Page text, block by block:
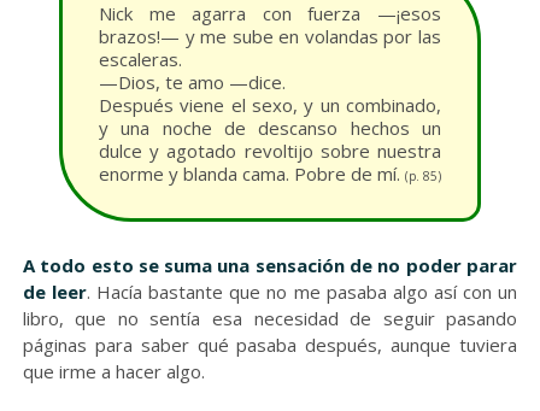
Nick me agarra con fuerza —¡esos
brazos!— y me sube en volandas por las
escaleras.
—Dios, te amo —dice.
Después viene el sexo, y un combinado,
y una noche de descanso hechos un
dulce y agotado revoltijo sobre nuestra
enorme y blanda cama. Pobre de mí. (p. 85)
A todo esto se suma una sensación de no poder parar
de leer. Hacía bastante que no me pasaba algo así con un
libro, que no sentía esa necesidad de seguir pasando
páginas para saber qué pasaba después, aunque tuviera
que irme a hacer algo.